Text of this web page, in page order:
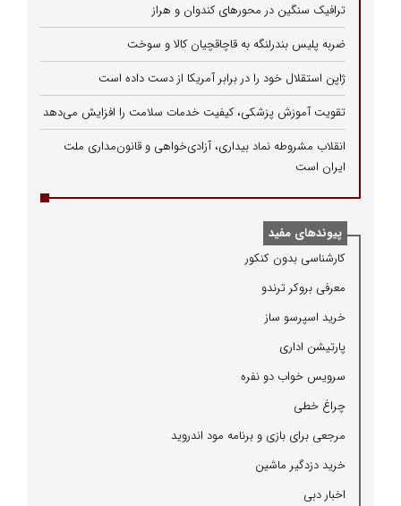
ترافیک سنگین در محورهای کندوان و هراز
ضربه پلیس بندرلنگه به قاچاقچیان کالا و سوخت
ژاپن استقلال خود را در برابر آمریکا از دست داده است
تقویت آموزش پزشکی، کیفیت خدمات سلامت را افزایش می‌دهد
انقلاب مشروطه نماد بیداری، آزادی‌خواهی و قانون‌مداری ملت
ایران است
پیوندهای مفید
كارشناسی بدون كنكور
معرفی بروكر ترندو
خرید اسپرسو ساز
پارتیشن اداری
سرویس خواب دو نفره
چراغ خطی
مرجعی برای بازی و برنامه مود اندروید
خرید دزدگیر ماشین
اخبار دبی